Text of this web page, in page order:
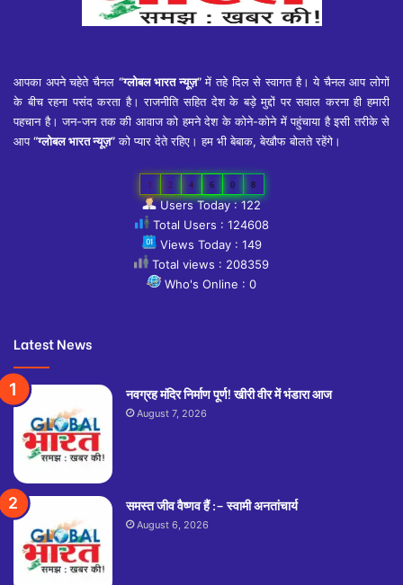
आपका अपने चहेते चैनल “ग्लोबल भारत न्यूज़”में तहे दिल से स्वागत है। ये चैनल आप लोगों
के बीच रहना पसंद करता है। राजनीति सहित देश के बड़े मुद्दों पर सवाल करना ही हमारी
पहचान है। जन-जन तक की आवाज को हमने देश के कोने-कोने में पहुंचाया है इसी तरीके से
आप“ग्लोबल भारत न्यूज़”को प्यार देते रहिए। हम भी बेबाक, बेखौफ बोलते रहेंगे।
1 2 4 6 0 8
Users Today : 122
Total Users : 124608
Views Today : 149
Total views : 208359
Who's Online : 0
Latest News
नवग्रह मंदिर निर्माण पूर्ण! खीरी वीर में भंडारा आज
August 7, 2026
समस्त जीव वैष्णव हैं :– स्वामी अनतांचार्य
August 6, 2026